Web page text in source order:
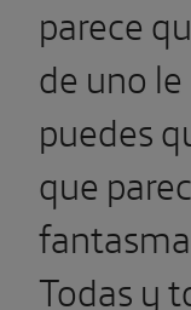
parece
de uno
puedes
que
Todas y